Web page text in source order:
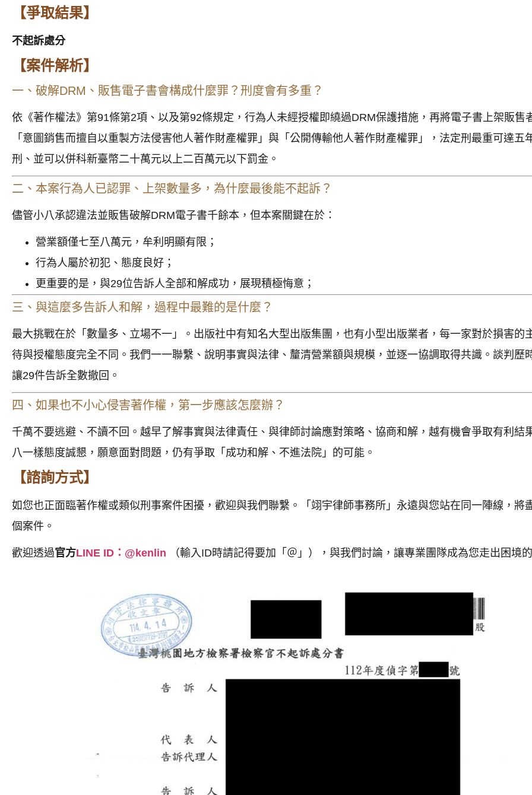
【爭取結果】
不起訴處分
【案件解析】
一、破解DRM、販售電子書會構成什麼罪？刑度會有多重？
依《著作權法》第91條第2項、以及第92條規定，行為人未經授權即繞過DRM保護措施，再將電子書上架販售
「意圖銷售而擅自以重製方法侵害他人著作財產權罪」與「公開傳輸他人著作財產權罪」，法定刑最重可達五
刑、並可以併科新臺幣二十萬元以上二百萬元以下罰金。
二、本案行為人已認罪、上架數量多，為什麼最後能不起訴？
儘管小八承認違法並販售破解DRM電子書千餘本，但本案關鍵在於：
營業額僅七至八萬元，牟利明顯有限；
行為人屬於初犯、態度良好；
更重要的是，與29位告訴人全部和解成功，展現積極悔意；
三、與這麼多告訴人和解，過程中最難的是什麼？
最大挑戰在於「數量多、立場不一」。出版社中有知名大型出版集團，也有小型出版業者，每一家對於損害的
待與授權態度完全不同。我們一一聯繫、說明事實與法律、釐清營業額與規模，並逐一協調取得共識。談判歷
讓29件告訴全數撤回。
四、如果也不小心侵害著作權，第一步應該怎麼辦？
千萬不要逃避、不讀不回。越早了解事實與法律責任、與律師討論應對策略、協商和解，越有機會爭取有利結
八一樣態度誠懇，願意面對問題，仍有爭取「成功和解、不進法院」的可能。
【諮詢方式】
如您也正面臨著作權或類似刑事案件困擾，歡迎與我們聯繫。「翊宇律師事務所」永遠與您站在同一陣線，將
個案件。
歡迎透過官方LINE ID ：@kenlin （輸入ID時請記得要加「＠」），與我們討論，讓專業團隊成為您走出困境